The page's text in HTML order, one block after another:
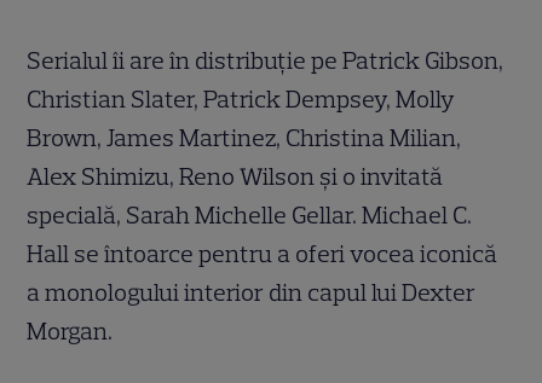
Serialul îi are în distribuție pe Patrick Gibson,
Christian Slater, Patrick Dempsey, Molly
Brown, James Martinez, Christina Milian,
Alex Shimizu, Reno Wilson și o invitată
specială, Sarah Michelle Gellar. Michael C.
Hall se întoarce pentru a oferi vocea iconică
a monologului interior din capul lui Dexter
Morgan.